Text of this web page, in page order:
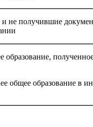
получившие
общее образование в